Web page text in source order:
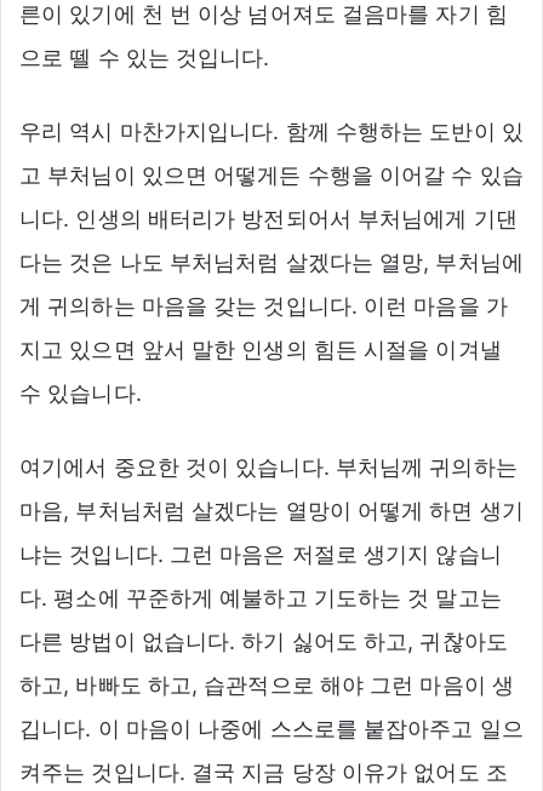
른이 있기에 천 번 이상 넘어져도 걸음마를 자기 힘
으로 뗄 수 있는 것입니다.
우리 역시 마찬가지입니다. 함께 수행하는 도반이 있
고 부처님이 있으면 어떻게든 수행을 이어갈 수 있습
니다. 인생의 배터리가 방전되어서 부처님에게 기댄
다는 것은 나도 부처님처럼 살겠다는 열망, 부처님에
게 귀의하는 마음을 갖는 것입니다. 이런 마음을 가
지고 있으면 앞서 말한 인생의 힘든 시절을 이겨낼
수 있습니다.
여기에서 중요한 것이 있습니다. 부처님께 귀의하는
마음, 부처님처럼 살겠다는 열망이 어떻게 하면 생기
냐는 것입니다. 그런 마음은 저절로 생기지 않습니
다. 평소에 꾸준하게 예불하고 기도하는 것 말고는
다른 방법이 없습니다. 하기 싫어도 하고, 귀찮아도
하고, 바빠도 하고, 습관적으로 해야 그런 마음이 생
깁니다. 이 마음이 나중에 스스로를 붙잡아주고 일으
켜주는 것입니다. 결국 지금 당장 이유가 없어도 조